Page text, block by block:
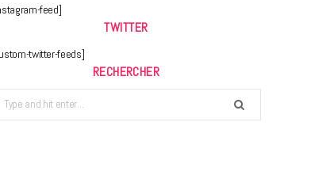
feed]
TWITTER
twitter-feeds]
RECHERCHER